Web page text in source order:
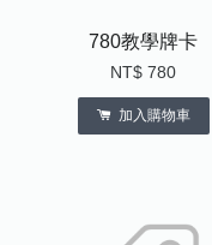
780教學牌卡
NT$ 780
加入購物車